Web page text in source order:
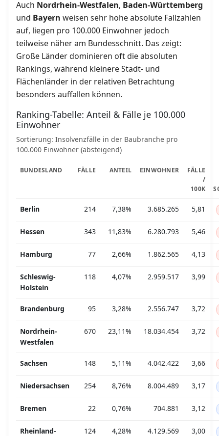
Auch Nordrhein-Westfalen, Baden-Württemberg
und Bayern weisen sehr hohe absolute Fallzahlen
auf, liegen pro 100.000 Einwohner jedoch
teilweise näher am Bundesschnitt. Das zeigt:
Große Länder dominieren oft die absoluten
Rankings, während kleinere Stadt- und
Flächenländer in der relativen Betrachtung
besonders auffallen können.
Ranking-Tabelle: Anteil & Fälle je 100.000
Einwohner
Sortierung: Insolvenzfälle in der Baubranche pro
100.000 Einwohner (absteigend)
BUNDESLAND FÄLLE ANTEIL EINWOHNER
FÄLLE
/
100K
Berlin 214 7,38% 3.685.265 5,81
Hessen 343 11,83% 6.280.793 5,46
Hamburg 77 2,66% 1.862.565 4,13
Schleswig-
Holstein
118 4,07% 2.959.517 3,99
Brandenburg 95 3,28% 2.556.747 3,72
Nordrhein-
Westfalen
670 23,11% 18.034.454 3,72
Sachsen 148 5,11% 4.042.422 3,66
Niedersachsen 254 8,76% 8.004.489 3,17
Bremen 22 0,76% 704.881 3,12
Rheinland-
124 4,28% 4.129.569 3,00